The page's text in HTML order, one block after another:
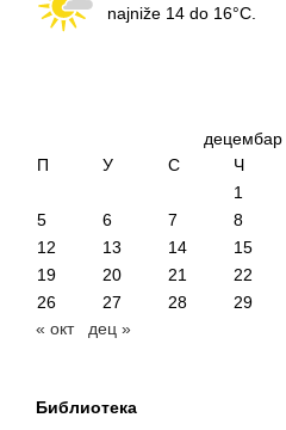
najniže 14 do 16°C.
децембар
П
У С Ч
1
5
6 7 8
12
13 14 15
19
20 21 22
26
27 28 29
« окт
дец »
Библиотека